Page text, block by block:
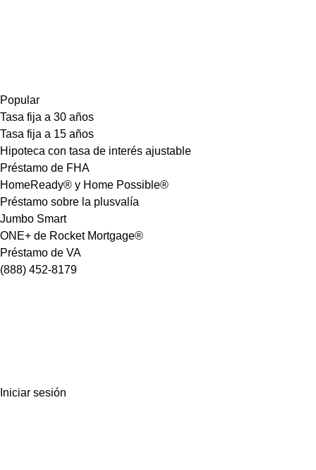
Popular
Tasa fija a 30 años
Tasa fija a 15 años
Hipoteca con tasa de interés ajustable
Préstamo de FHA
HomeReady® y Home Possible®
Préstamo sobre la plusvalía
Jumbo Smart
ONE+ de Rocket Mortgage®
Préstamo de VA
(888) 452-8179
Iniciar sesión